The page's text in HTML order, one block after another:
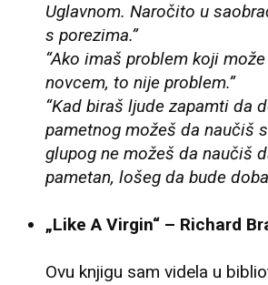
Uglavnom. Naročito u
s porezima.”
“Ako imaš problem koji
novcem, to nije problem.”
“Kad biraš ljude zapamti da
pametnog možeš da naučiš
glupog ne možeš da naučiš
pametan, lošeg da bude
„Like A Virgin“ – Richard
Ovu knjigu sam videla u